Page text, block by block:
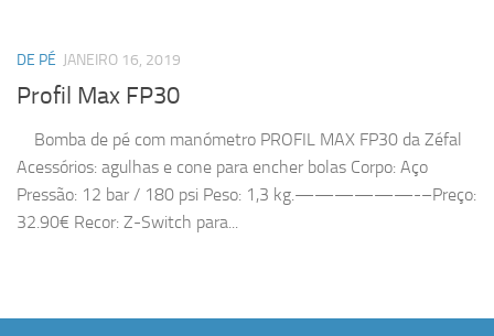
DE PÉ JANEIRO 16, 2019
Profil Max FP30
Bomba de pé com manómetro PROFIL MAX FP30 da Zéfal
Acessórios: agulhas e cone para encher bolas Corpo: Aço
Pressão: 12 bar / 180 psi Peso: 1,3 kg.——————-–Preço:
32.90€ Recor: Z-Switch para...